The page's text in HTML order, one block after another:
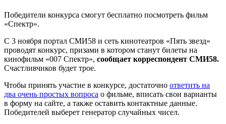
Победители конкурса смогут бесплатно посмотреть фильм
«Спектр».
С 3 ноября портал СМИ58 и сеть кинотеатров «Пять звезд»
проводят конкурс, призами в котором станут билеты на
кинофильм «007 Спектр», сообщает корреспондент СМИ58.
Счастливчиков будет трое.
Чтобы принять участие в конкурсе, достаточно ответить на
два очень простых вопроса о фильме, вписать свои варианты
в форму на сайте, а также оставить контактные данные.
Победителей выберет генератор случайных чисел.